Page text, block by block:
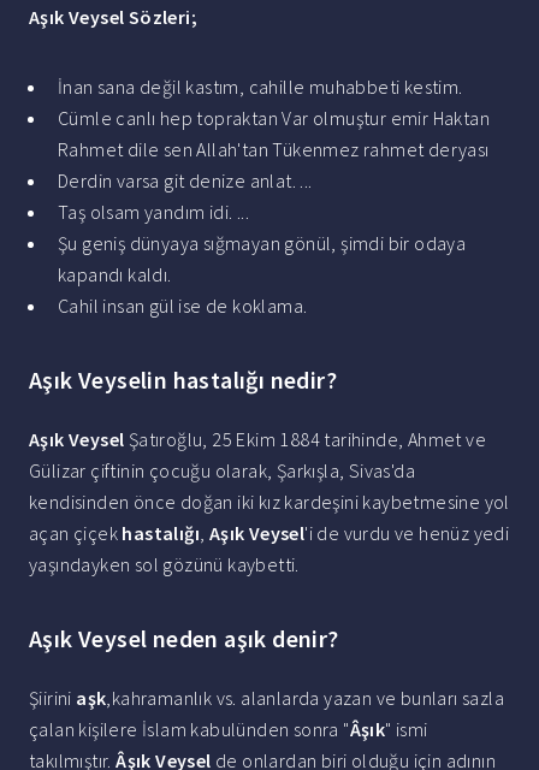
Aşık Veysel Sözleri;
İnan sana değil kastım, cahille muhabbeti kestim.
Cümle canlı hep topraktan Var olmuştur emir Haktan
Rahmet dile sen Allah'tan Tükenmez rahmet deryası
Derdin varsa git denize anlat. ...
Taş olsam yandım idi. ...
Şu geniş dünyaya sığmayan gönül, şimdi bir odaya
kapandı kaldı.
Cahil insan gül ise de koklama.
Aşık Veyselin hastalığı nedir?
Aşık Veysel Şatıroğlu, 25 Ekim 1884 tarihinde, Ahmet ve
Gülizar çiftinin çocuğu olarak, Şarkışla, Sivas'da
kendisinden önce doğan iki kız kardeşini kaybetmesine yol
açan çiçek hastalığı, Aşık Veysel'i de vurdu ve henüz yedi
yaşındayken sol gözünü kaybetti.
Aşık Veysel neden aşık denir?
Şiirini aşk,kahramanlık vs. alanlarda yazan ve bunları sazla
çalan kişilere İslam kabulünden sonra "Âşık" ismi
takılmıştır.Âşık Veysel de onlardan biri olduğu için adının